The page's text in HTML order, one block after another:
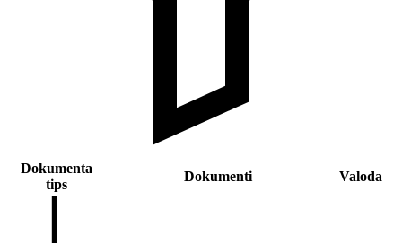
Dokumenta
tips
Dokumenti Valoda